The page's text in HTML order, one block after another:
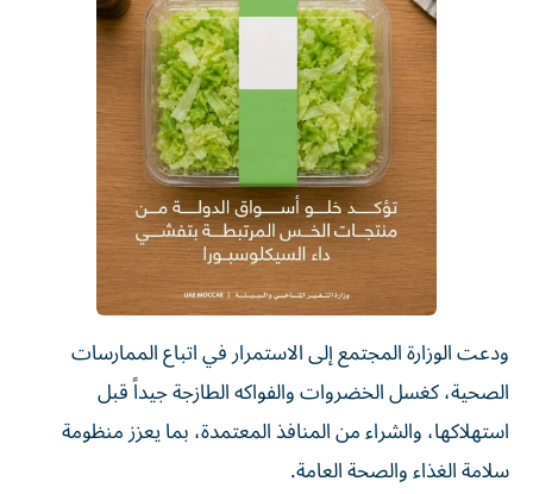
ودعت الوزارة المجتمع إلى الاستمرار في اتباع الممارسات
الصحية، كغسل الخضروات والفواكه الطازجة جيداً قبل
استهلاكها، والشراء من المنافذ المعتمدة، بما يعزز منظومة
سلامة الغذاء والصحة العامة.